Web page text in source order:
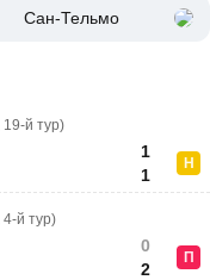
Сан-Тельмо
й тур)
1
1
Н
й тур)
0
2
П